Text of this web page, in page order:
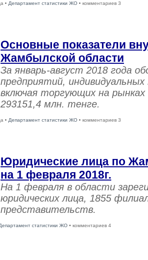
• Департамент статистики ЖО • комментариев 3
Основные показатели
Жамбылской области
За январь-август 2018 года
предприятий,
включая торгующих на рынках
293151,4 млн. тенге.
• Департамент статистики ЖО • комментариев 3
Юридические лица по
на 1 февраля 2018г.
На 1 февраля в области
юридических лица, 1855
представительств.
статистики ЖО • комментариев 4